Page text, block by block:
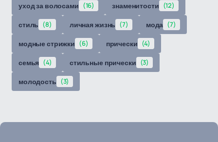
уход за волосами (16) знаменитости (12)
стиль (8) личная жизнь (7) мода (7)
модные стрижки (6) прически (4)
семья (4) стильные прически (3)
молодость (3)